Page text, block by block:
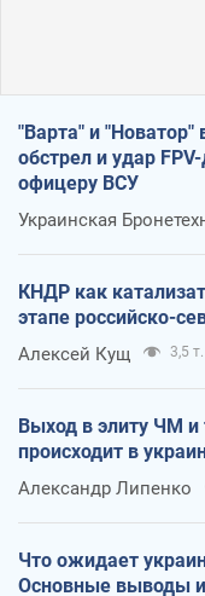
"Варта" и
обстрел и удар
офицеру ВСУ
Украинская
КНДР как
этапе российско-
Алексей Кущ 3,5 т.
Выход в элиту ЧМ и
происходит в
Александр Липенко
Что ожидает
Основные выводы